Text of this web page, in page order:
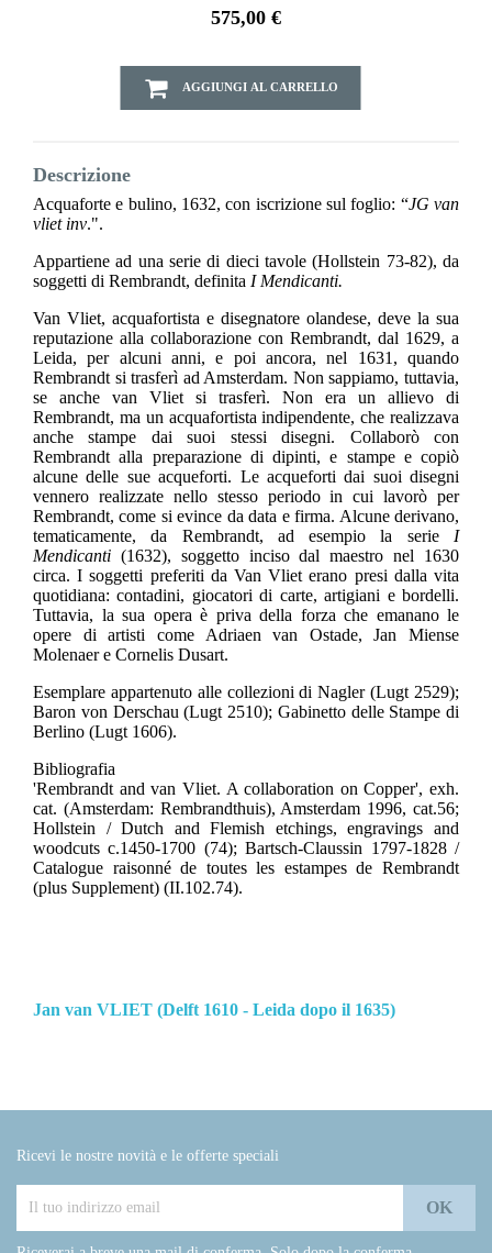
575,00 €
AGGIUNGI AL CARRELLO
Descrizione
Acquaforte e bulino, 1632, con iscrizione sul foglio: “JG van
vliet inv.".
Appartiene ad una serie di dieci tavole (Hollstein 73-82), da
soggetti di Rembrandt, definita I Mendicanti.
Van Vliet, acquafortista e disegnatore olandese, deve la sua
reputazione alla collaborazione con Rembrandt, dal 1629, a
Leida, per alcuni anni, e poi ancora, nel 1631, quando
Rembrandt si trasferì ad Amsterdam. Non sappiamo, tuttavia,
se anche van Vliet si trasferì. Non era un allievo di
Rembrandt, ma un acquafortista indipendente, che realizzava
anche stampe dai suoi stessi disegni. Collaborò con
Rembrandt alla preparazione di dipinti, e stampe e copiò
alcune delle sue acqueforti. Le acqueforti dai suoi disegni
vennero realizzate nello stesso periodo in cui lavorò per
Rembrandt, come si evince da data e firma. Alcune derivano,
tematicamente, da Rembrandt, ad esempio la serie I
Mendicanti (1632), soggetto inciso dal maestro nel 1630
circa. I soggetti preferiti da Van Vliet erano presi dalla vita
quotidiana: contadini, giocatori di carte, artigiani e bordelli.
Tuttavia, la sua opera è priva della forza che emanano le
opere di artisti come Adriaen van Ostade, Jan Miense
Molenaer e Cornelis Dusart.
Esemplare appartenuto alle collezioni di Nagler (Lugt 2529);
Baron von Derschau (Lugt 2510); Gabinetto delle Stampe di
Berlino (Lugt 1606).
Bibliografia
'Rembrandt and van Vliet. A collaboration on Copper', exh.
cat. (Amsterdam: Rembrandthuis), Amsterdam 1996, cat.56;
Hollstein / Dutch and Flemish etchings, engravings and
woodcuts c.1450-1700 (74); Bartsch-Claussin 1797-1828 /
Catalogue raisonné de toutes les estampes de Rembrandt
(plus Supplement) (II.102.74).
Jan van VLIET (Delft 1610 - Leida dopo il 1635)
Ricevi le nostre novità e le offerte speciali